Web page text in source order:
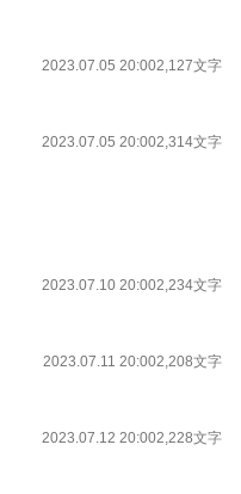
2023.07.05 20:002,127文字
2023.07.05 20:002,314文字
2023.07.10 20:002,234文字
2023.07.11 20:002,208文字
2023.07.12 20:002,228文字